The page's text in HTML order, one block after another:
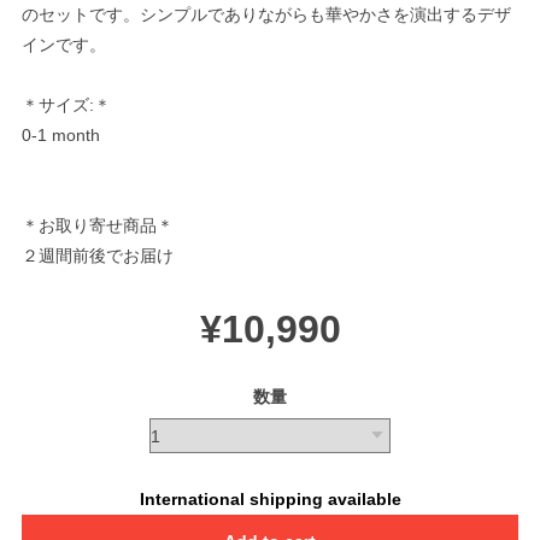
のセットです。シンプルでありながらも華やかさを演出するデザ
インです。
＊サイズ:＊
0-1 month
＊お取り寄せ商品＊
２週間前後でお届け
¥10,990
数量
International shipping available